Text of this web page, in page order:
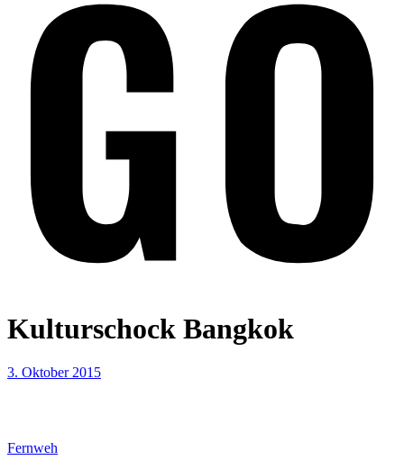
Kulturschock Bangkok
3. Oktober 2015
Fernweh